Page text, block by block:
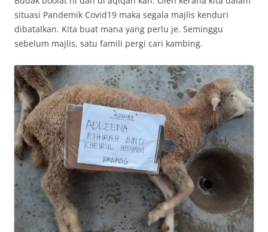
situasi Pandemik Covid19 maka segala majlis kenduri
dibatalkan. Kita buat mana yang perlu je. Seminggu
sebelum majlis, satu famili pergi cari kambing.